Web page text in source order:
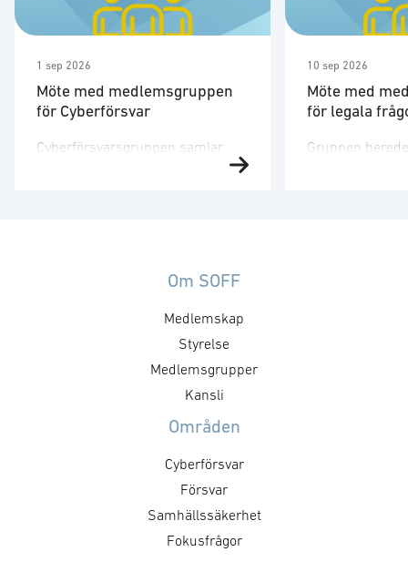
1 sep 2026
Möte med medlemsgruppen
för Cyberförsvar
Cyberförsvarsgruppen samlar
utefter en årligt fastställd
mål och aktiviteter. Syftet med
mötet är att utveckla föreningens
positioner inom cyberområdet,
att besluta om kommande
samt att nätverka mellan
Målsättningen är att det ska …
10 sep 2026
Möte med
för legala
Gruppen
Om SOFF
Medlemskap
Styrelse
Medlemsgrupper
Kansli
Områden
Cyberförsvar
Försvar
Samhällssäkerhet
Fokusfrågor